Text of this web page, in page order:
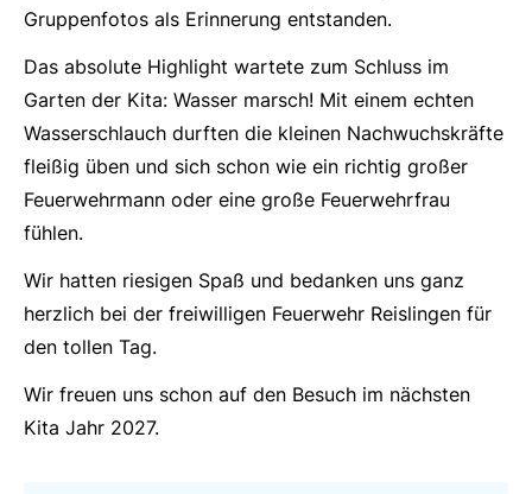
Gruppenfotos als Erinnerung entstanden.
Das absolute Highlight wartete zum Schluss im
Garten der Kita: Wasser marsch! Mit einem echten
Wasserschlauch durften die kleinen Nachwuchskräfte
fleißig üben und sich schon wie ein richtig großer
Feuerwehrmann oder eine große Feuerwehrfrau
fühlen.
Wir hatten riesigen Spaß und bedanken uns ganz
herzlich bei der freiwilligen Feuerwehr Reislingen für
den tollen Tag.
Wir freuen uns schon auf den Besuch im nächsten
Kita Jahr 2027.